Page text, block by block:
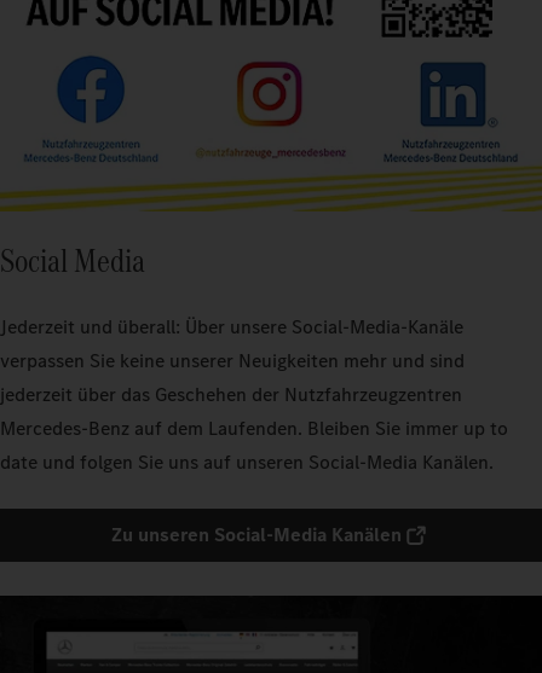
Social Media
Jederzeit und überall: Über unsere Social-Media-Kanäle
verpassen Sie keine unserer Neuigkeiten mehr und sind
jederzeit über das Geschehen der Nutzfahrzeugzentren
Mercedes-Benz auf dem Laufenden. Bleiben Sie immer up to
date und folgen Sie uns auf unseren Social-Media Kanälen.
Zu unseren Social-Media Kanälen